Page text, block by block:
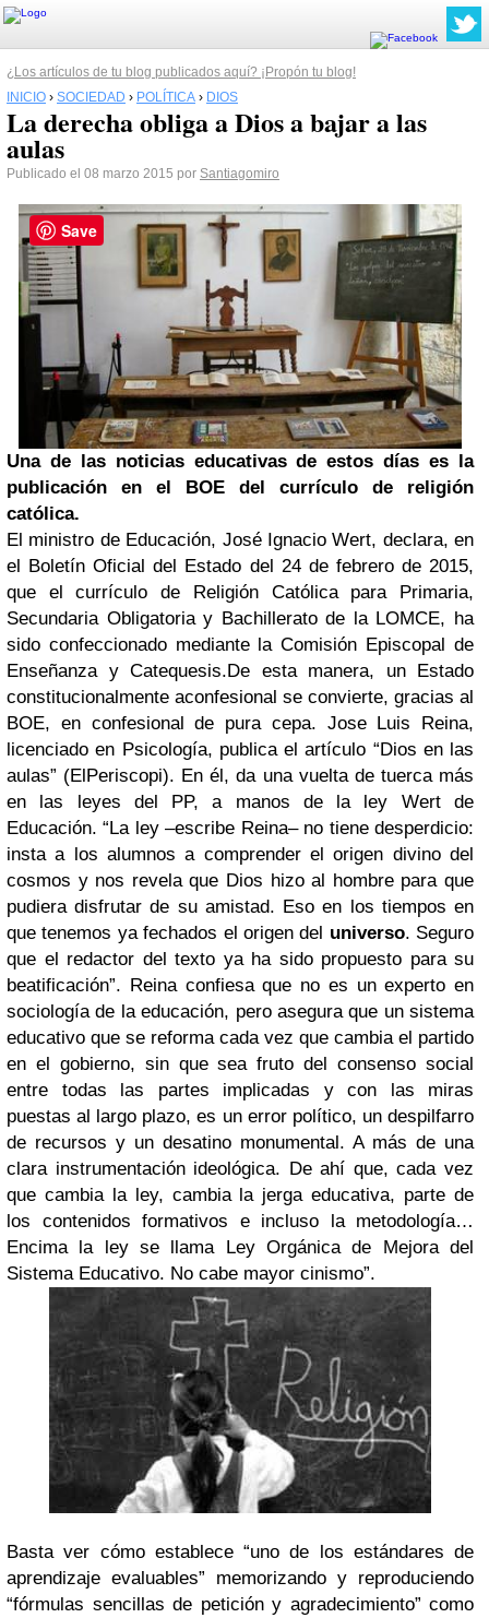
¿Los artículos de tu blog publicados aquí? ¡Propón tu blog!
INICIO › SOCIEDAD › POLÍTICA › DIOS
La derecha obliga a Dios a bajar a las
aulas
Publicado el 08 marzo 2015 por Santiagomiro
Una de las noticias educativas de estos días es la
publicación en el BOE del currículo de religión
católica.
El ministro de Educación, José Ignacio Wert, declara, en
el Boletín Oficial del Estado del 24 de febrero de 2015,
que elcurrículo de Religión Católica para Primaria,
Secundaria Obligatoriay Bachilleratode la LOMCE, ha
sido confeccionado mediante la Comisión Episcopal de
Enseñanza y Catequesis.De esta manera, un Estado
constitucionalmente aconfesional se convierte, gracias al
BOE, en confesional de pura cepa. Jose Luis Reina,
licenciado en Psicología, publica el artículo “Dios en las
aulas” (ElPeriscopi). En él, da una vuelta de tuerca más
en las leyes del PP, a manos de la ley Wert de
Educación. “La ley –escribe Reina– no tiene desperdicio:
insta a los alumnos a comprender el origen divino del
cosmos y nos revela que Dios hizo al hombre para que
pudiera disfrutar de su amistad. Eso en los tiempos en
que tenemos ya fechados el origen del universo. Seguro
que el redactor del texto ya ha sido propuesto para su
beatificación”. Reina confiesa que no es un experto en
sociología de la educación, pero asegura que un sistema
educativo que se reforma cada vez que cambia el partido
en el gobierno, sin que sea fruto del consenso social
entre todas las partes implicadas y con las miras
puestas al largo plazo, es un error político, un despilfarro
de recursos y un desatino monumental. A más de una
clara instrumentación ideológica. De ahí que, cada vez
que cambia la ley, cambia la jerga educativa, parte de
los contenidos formativos e incluso la metodología…
Encima la ley se llama Ley Orgánica de Mejora del
Sistema Educativo. No cabe mayor cinismo”.
Basta ver cómo establece “uno de los estándares de
aprendizaje evaluables” memorizando y reproduciendo
“fórmulas sencillas de petición y agradecimiento” como
Save